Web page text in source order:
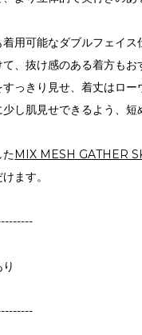
用可能なダブルフェイス
、抜け感のある着方もお
っきり見せ、着丈はロー
し肌見せできるよう、短
たMIX MESH GATHER
ます。